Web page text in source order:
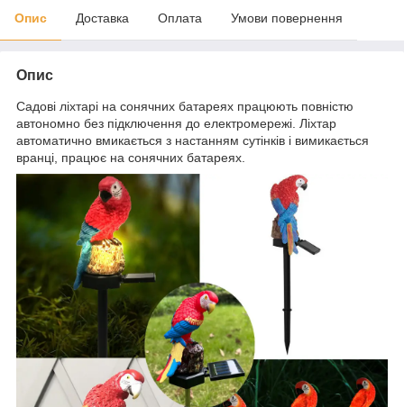
Опис Доставка Оплата Умови повернення
Опис
Садові ліхтарі на сонячних батареях працюють повністю
автономно без підключення до електромережі. Ліхтар
автоматично вмикається з настанням сутінків і вимикається
вранці, працює на сонячних батареях.